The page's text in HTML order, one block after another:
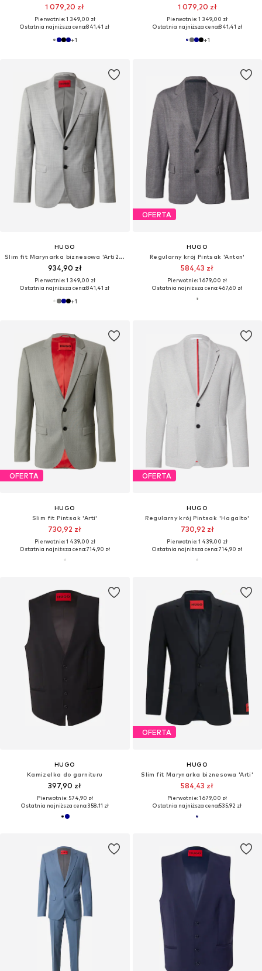
1 079,20 zł
Pierwotnie: 1 349,00 zł
Ostatnia najniższa cena:841,41 zł
+1
1 079,20 zł
Pierwotnie: 1 349,00 zł
Ostatnia najniższa cena:841,41 zł
+1
HUGO
Slim fit Marynarka biznesowa 'Arti253X'
934,90 zł
Pierwotnie: 1 349,00 zł
Ostatnia najniższa cena:841,41 zł
+1
OFERTA
HUGO
Regularny krój Pintsak 'Anton'
584,43 zł
Pierwotnie: 1 679,00 zł
Ostatnia najniższa cena:467,60 zł
OFERTA
HUGO
Slim fit Pintsak 'Arti'
730,92 zł
Pierwotnie: 1 439,00 zł
Ostatnia najniższa cena:714,90 zł
OFERTA
HUGO
Regularny krój Pintsak 'Hagalto'
730,92 zł
Pierwotnie: 1 439,00 zł
Ostatnia najniższa cena:714,90 zł
HUGO
Kamizelka do garnituru
397,90 zł
Pierwotnie: 574,90 zł
Ostatnia najniższa cena:358,11 zł
OFERTA
HUGO
Slim fit Marynarka biznesowa 'Arti'
584,43 zł
Pierwotnie: 1 679,00 zł
Ostatnia najniższa cena:535,92 zł